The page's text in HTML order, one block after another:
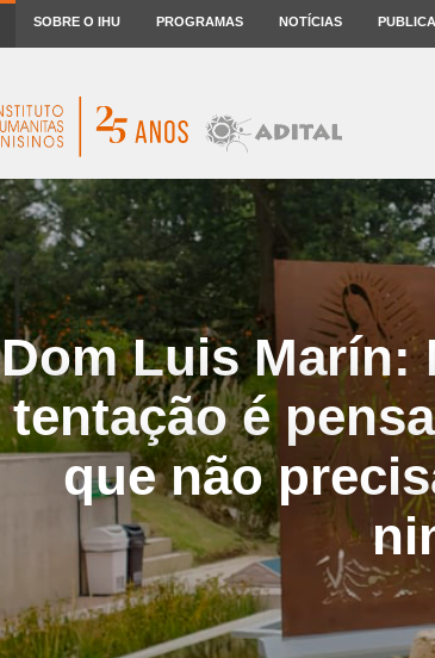
SOBRE O IHU PROGRAMAS NOTÍCIAS
Dom Luis Marín:
tentação é
que não